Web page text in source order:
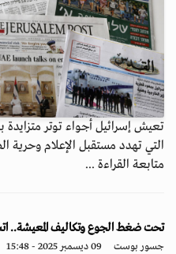
تعيش إسرائيل أجواء توتر
التي تهدد مستقبل الإعلام وحرية
متابعة القراءة ...
تحت ضغط الجوع وتكاليف المعيشة..
جسور بوست 09 ديسمبر 2025 - 15:48